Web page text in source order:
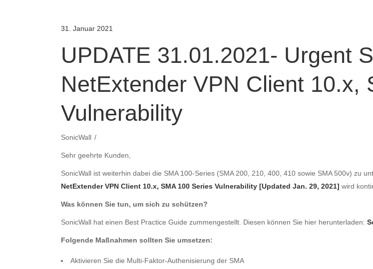
31. Januar 2021
UPDATE 31.01.2021- Urgent
NetExtender VPN Client 10.x,
Vulnerability
SonicWall
Sehr geehrte Kunden,
SonicWall ist weiterhin dabei die SMA 100-Series (SMA 200, 210, 400, 410 sowie SMA 500v) zu
NetExtender VPN Client 10.x, SMA 100 Series Vulnerability [Updated Jan. 29, 2021] wird
Was können Sie tun, um sich zu schützen?
SonicWall hat einen Best Practice Guide zummengestellt. Diesen können Sie hier herunterladen:
Folgende Maßnahmen sollten Sie umsetzen:
Aktivieren Sie die Multi-Faktor-Authenisierung der SMA